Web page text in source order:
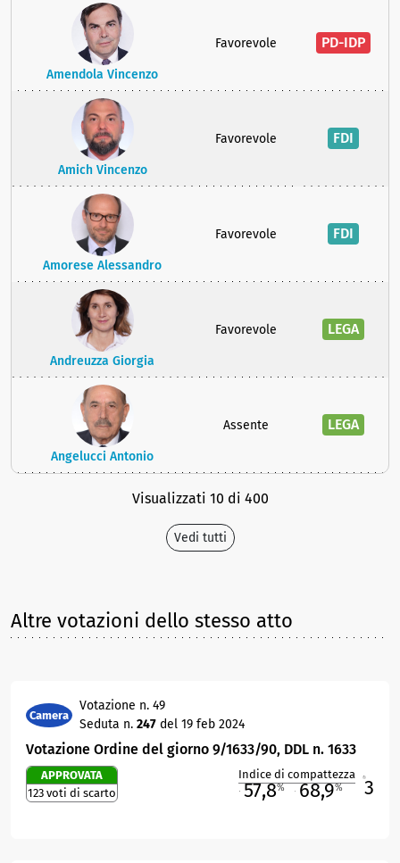
Amendola Vincenzo
Favorevole PD-IDP
Amich Vincenzo
Favorevole FDI
Amorese Alessandro
Favorevole FDI
Andreuzza Giorgia
Favorevole LEGA
Angelucci Antonio
Assente LEGA
Visualizzati 10 di 400
Vedi tutti
Altre votazioni dello stesso atto
Camera
Votazione n. 49
Seduta n. 247 del 19 feb 2024
Votazione Ordine del giorno 9/1633/90, DDL n. 1633
APPROVATA
123 voti di scarto
Indice di compattezza
57,8% 68,9% 3